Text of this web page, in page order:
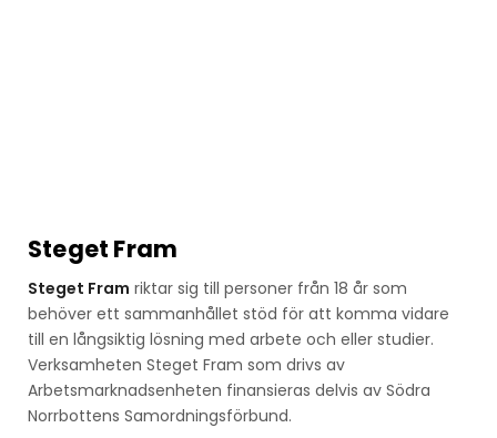
Steget Fram
Steget Fram riktar sig till personer från 18 år som
behöver ett sammanhållet stöd för att komma vidare
till en långsiktig lösning med arbete och eller studier.
Verksamheten Steget Fram som drivs av
Arbetsmarknadsenheten finansieras delvis av Södra
Norrbottens Samordningsförbund.